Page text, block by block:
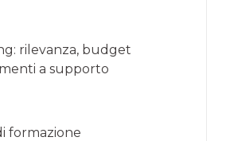
rilevanza, budget
a supporto
formazione